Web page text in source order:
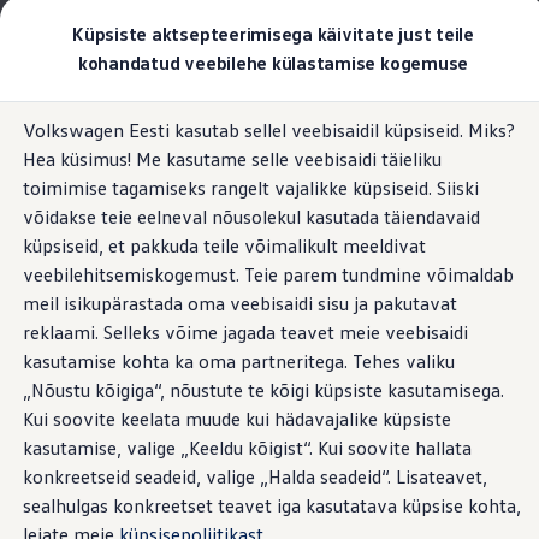
Küpsiste aktsepteerimisega käivitate just teile
kohandatud veebilehe külastamise kogemuse
Volkswagen Eesti kasutab sellel veebisaidil küpsiseid. Miks?
Hea küsimus! Me kasutame selle veebisaidi täieliku
toimimise tagamiseks rangelt vajalikke küpsiseid. Siiski
võidakse teie eelneval nõusolekul kasutada täiendavaid
küpsiseid, et pakkuda teile võimalikult meeldivat
veebilehitsemiskogemust. Teie parem tundmine võimaldab
meil isikupärastada oma veebisaidi sisu ja pakutavat
reklaami. Selleks võime jagada teavet meie veebisaidi
kasutamise kohta ka oma partneritega. Tehes valiku
„Nõustu kõigiga“, nõustute te kõigi küpsiste kasutamisega.
Kui soovite keelata muude kui hädavajalike küpsiste
kasutamise, valige „Keeldu kõigist“. Kui soovite hallata
konkreetseid seadeid, valige „Halda seadeid“. Lisateavet,
sealhulgas konkreetset teavet iga kasutatava küpsise kohta,
leiate meie küpsisepoliitikast.
põhisisu
juurde
jaluse
juurde
Valige oma Volkswagen
Mudelid ja konfiguraator
Uus ID. Cross
Konfigureeri
Volkswageni tarbesõidukid. Igaks ülesandeks valmis
Volkswagen laoautode e-pood
Pakkumised ja teenused
Juubelipakkumine
Autovahetus
Garantii
Volkswagen laoautode e-pood
Tasuta registreerimistasu sinu uuele Volkswagenile!
Tiguani pistikhübriid
Elektriautod ja hübriidautod
Golf eHybrid
Tiguan eHybrid
Passat eHybrid
Tayron eHybrid
Touareg eHybrid
Ära iial ütle iial
ID. teadmised
Veebiraadio teie ID.-s.
Hoolitseb esikümne ja
super meeleolu eest –
veebiraadio 1